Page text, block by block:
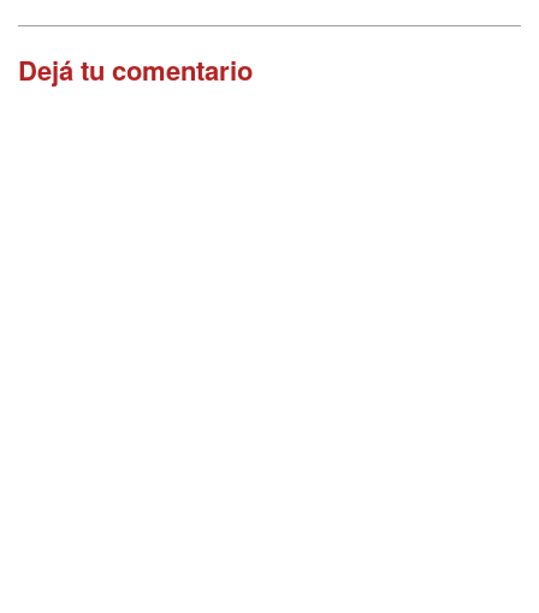
Dejá tu comentario